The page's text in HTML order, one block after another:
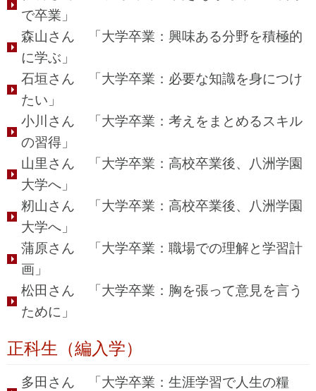
で卒業」
森山さん 「大学卒業：興味ある分野を積極的
に学ぶ」
石垣さん 「大学卒業：必要な知識を身につけ
たい」
小川さん 「大学卒業：考えをまとめるスキル
の習得」
山里さん 「大学卒業：高校卒業後、八洲学園
大学へ」
籾山さん 「大学卒業：高校卒業後、八洲学園
大学へ」
蒲原さん 「大学卒業：職場での理解と学習計
画」
松田さん 「大学卒業：胸を張って意見を言う
ために」
正科生（編入学）
多田さん 「大学卒業：生涯学習で人生の糧